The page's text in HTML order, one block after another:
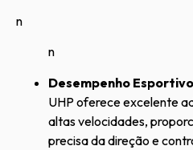
n
n
Desempenho
UHP oferece excelente
altas velocidades,
precisa da direção e